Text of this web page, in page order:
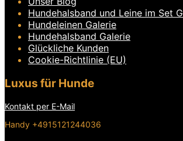
Hundehalsband und Leine im Set
Hundeleinen Galerie
Hundehalsband Galerie
Glückliche Kunden
Cookie-Richtlinie (EU)
Luxus für Hunde
Kontakt per E-Mail
Handy +4915121244036